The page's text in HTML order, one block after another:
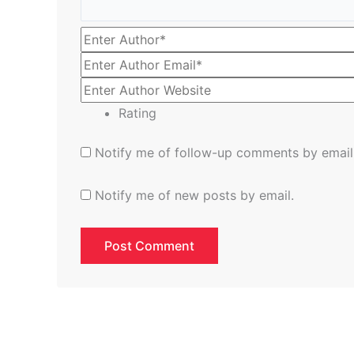
Rating
Notify me of follow-up comments by
Notify me of new posts by email.